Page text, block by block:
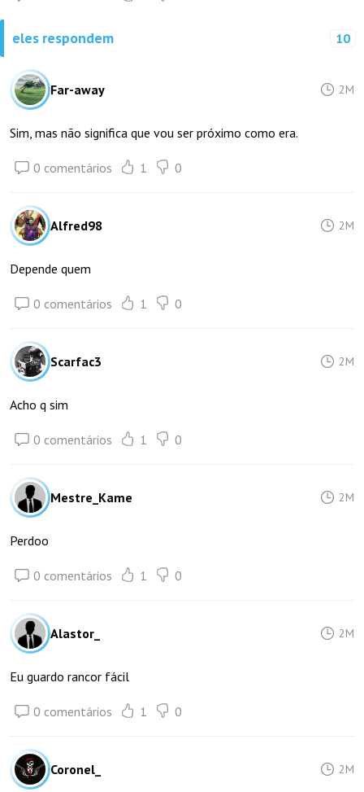
eles respondem 10
Far-away 2M
Sim, mas não significa que vou ser próximo como era.
0 comentários 1 0
Alfred98 2M
Depende quem
0 comentários 1 0
Scarfac3 2M
Acho q sim
0 comentários 1 0
Mestre_Kame 2M
Perdoo
0 comentários 1 0
Alastor_ 2M
Eu guardo rancor fácil
0 comentários 1 0
Coronel_ 2M